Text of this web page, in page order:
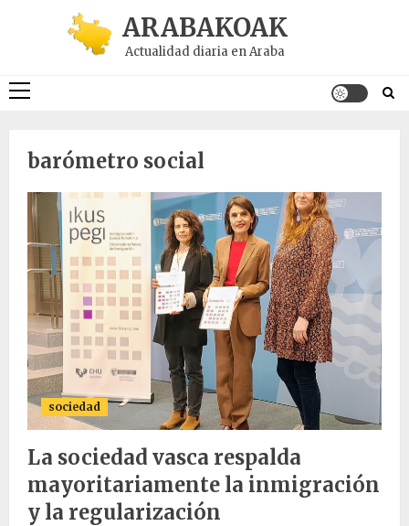
ARABAKOAK
Actualidad diaria en Araba
Menú
barómetro social
sociedad
La sociedad vasca respalda
mayoritariamente la inmigración
y la regularización